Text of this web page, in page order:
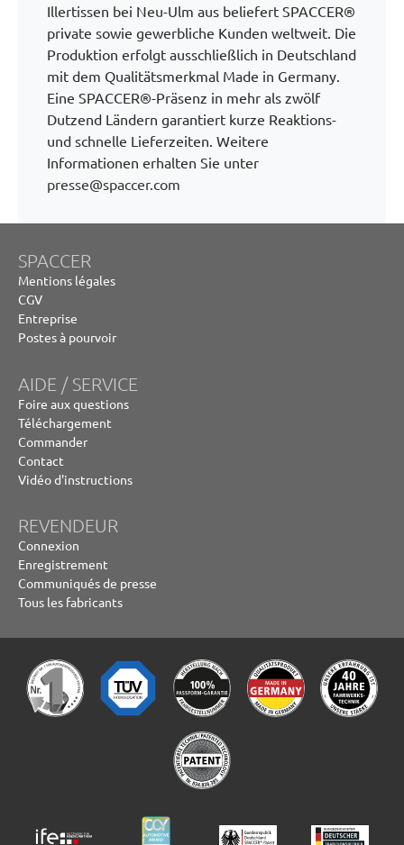
Illertissen bei Neu-Ulm aus beliefert SPACCER®
private sowie gewerbliche Kunden weltweit. Die
Produktion erfolgt ausschließlich in Deutschland
mit dem Qualitätsmerkmal Made in Germany.
Eine SPACCER®-Präsenz in mehr als zwölf
Dutzend Ländern garantiert kurze Reaktions-
und schnelle Lieferzeiten. Weitere
Informationen erhalten Sie unter
presse@spaccer.com
SPACCER
Mentions légales
CGV
Entreprise
Postes à pourvoir
AIDE / SERVICE
Foire aux questions
Téléchargement
Commander
Contact
Vidéo d'instructions
REVENDEUR
Connexion
Enregistrement
Communiqués de presse
Tous les fabricants